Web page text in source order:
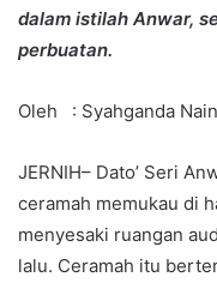
dalam istilah Anwar,
perbuatan.
Oleh : Syahganda
JERNIH– Dato’ Seri
ceramah memukau di
menyesaki ruangan
lalu. Ceramah itu